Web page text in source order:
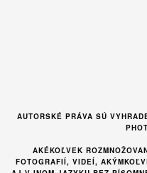
AUTORSKÉ PRÁVA SÚ
AKÉKOĽVEK
FOTOGRAFIÍ, VIDEÍ,